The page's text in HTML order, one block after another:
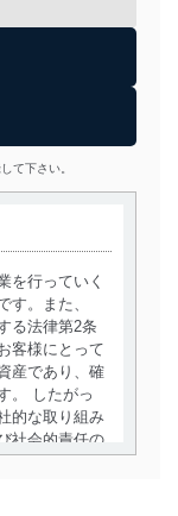
て下さい。
を行っていく
す。また、
る法律第2条
客様にとって
産であり、確
。 したがっ
的な取り組み
社会的責任の